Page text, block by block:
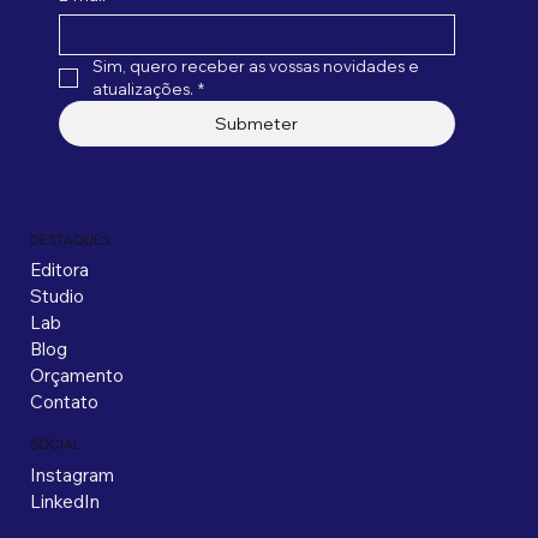
Sim, quero receber as vossas novidades e
atualizações. *
Submeter
DESTAQUES
Editora
Studio
Lab
Blog
Orçamento
Contato
SOCIAL
Instagram
LinkedIn